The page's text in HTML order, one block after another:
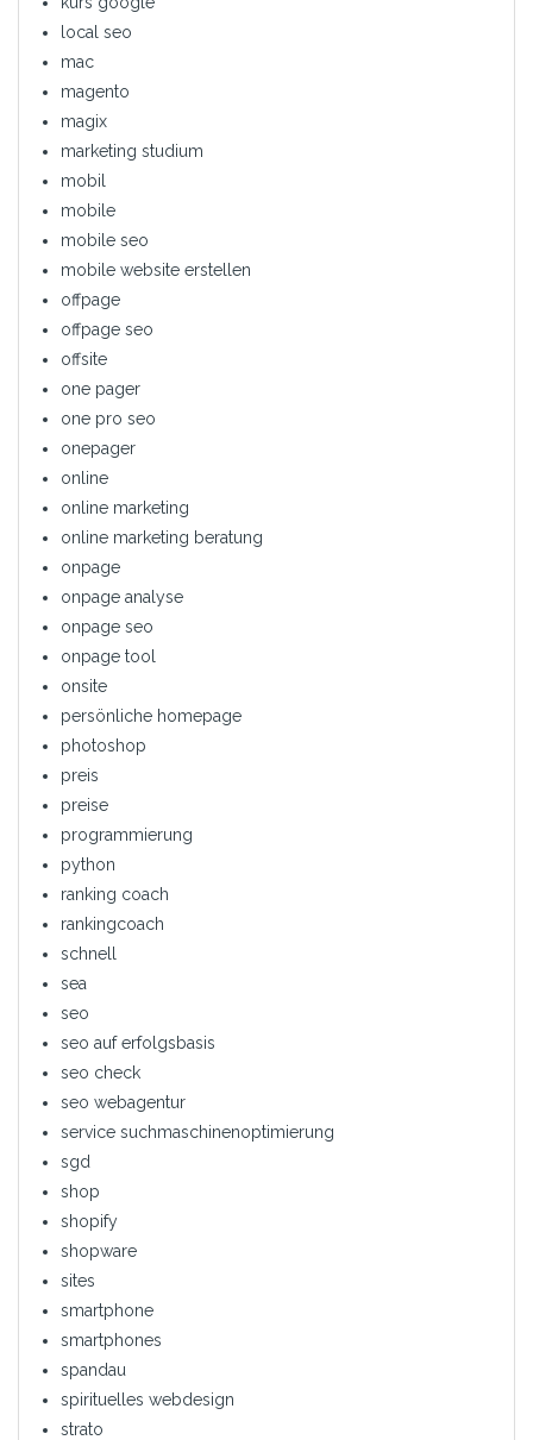
local seo
mac
magento
magix
marketing studium
mobil
mobile
mobile seo
mobile website erstellen
offpage
offpage seo
offsite
one pager
one pro seo
onepager
online
online marketing
online marketing beratung
onpage
onpage analyse
onpage seo
onpage tool
onsite
persönliche homepage
photoshop
preis
preise
programmierung
python
ranking coach
rankingcoach
schnell
sea
seo
seo auf erfolgsbasis
seo check
seo webagentur
service suchmaschinenoptimierung
sgd
shop
shopify
shopware
sites
smartphone
smartphones
spandau
spirituelles webdesign
strato